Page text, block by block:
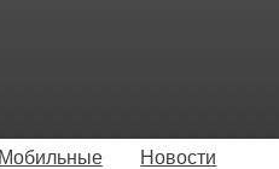
Мобильные Новости